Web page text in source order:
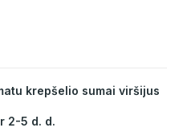
krepšelio sumai viršijus
2-5 d. d.